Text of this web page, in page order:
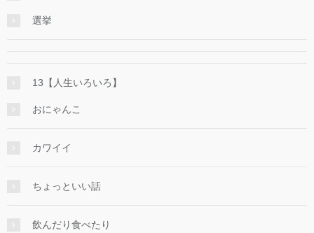
選挙
13【人生いろいろ】
おにゃんこ
カワイイ
ちょっといい話
飲んだり食べたり